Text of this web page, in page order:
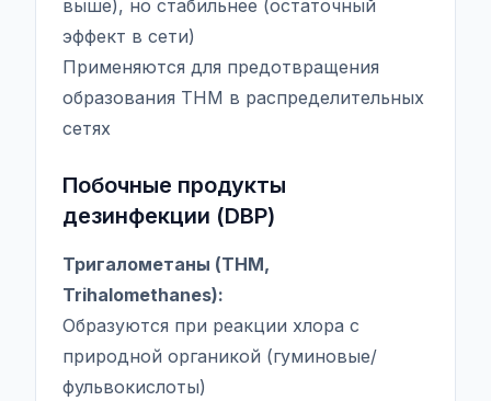
выше), но стабильнее (остаточный
эффект в сети)
Применяются для предотвращения
образования THM в распределительных
сетях
Побочные продукты
дезинфекции (DBP)
Тригалометаны (THM,
Trihalomethanes):
Образуются при реакции хлора с
природной органикой (гуминовые/
фульвокислоты)